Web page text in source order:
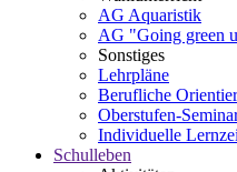
AG Aquaristik
AG "Going green
Sonstiges
Lehrpläne
Berufliche
Oberstufen-
Individuelle
Schulleben